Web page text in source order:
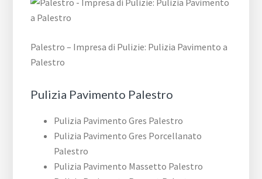
Palestro – Impresa di Pulizie: Pulizia Pavimento a
Palestro
Pulizia Pavimento Palestro
Pulizia Pavimento Gres Palestro
Pulizia Pavimento Gres Porcellanato
Palestro
Pulizia Pavimento Massetto Palestro